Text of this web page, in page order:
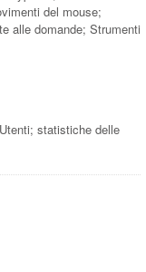
del mouse;
alle domande; Strumenti
statistiche delle